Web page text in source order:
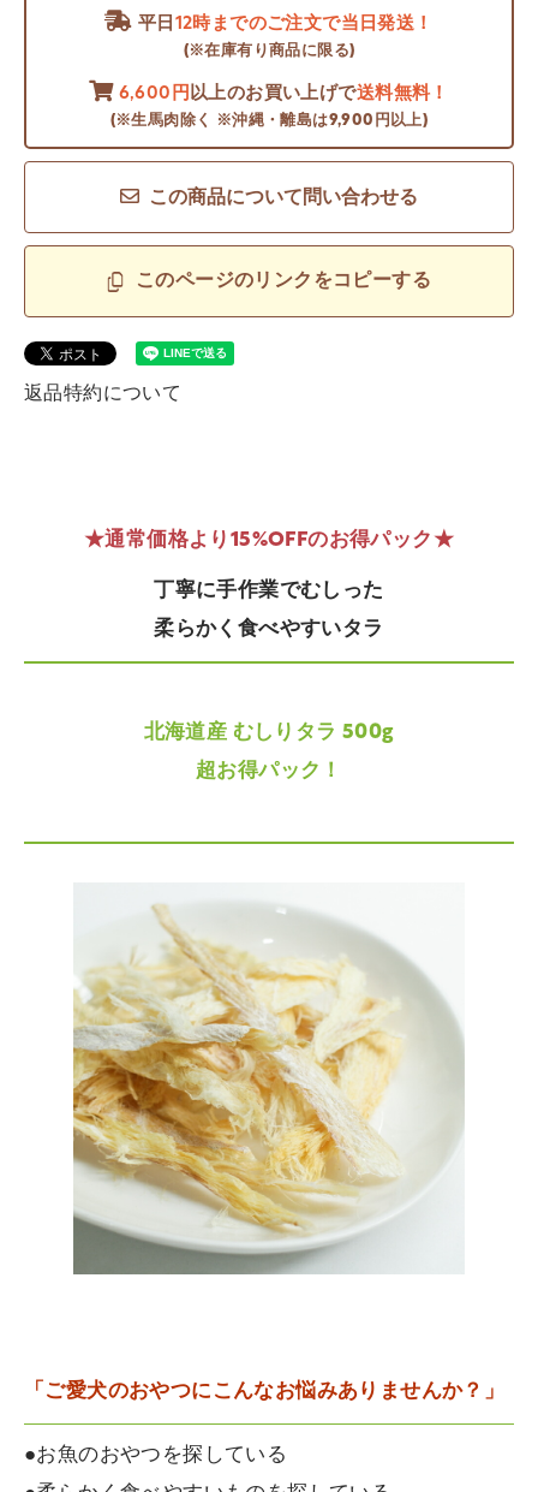
平日 12時までのご注文で当日発送！
(※在庫有り商品に限る)
6,600円 以上のお買い上げで送料無料！
(※生馬肉除く ※沖縄・離島は9,900円以上)
この商品について問い合わせる
このページのリンクをコピーする
返品特約について
★通常価格より15%OFFのお得パック★
丁寧に手作業でむしった
柔らかく食べやすいタラ
北海道産 むしりタラ 500g
超お得パック！
「ご愛犬のおやつにこんなお悩みありませんか？」
●お魚のおやつを探している